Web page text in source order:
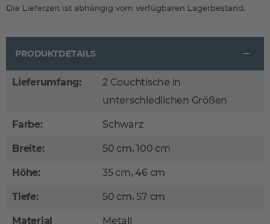
Die Lieferzeit ist abhängig vom verfügbaren Lagerbestand.
PRODUKTDETAILS
Lieferumfang:
2 Couchtische in
unterschiedlichen Größen
Farbe: Schwarz
Breite: 50 cm, 100 cm
Höhe: 35 cm, 46 cm
Tiefe: 50 cm, 57 cm
Material
Metall